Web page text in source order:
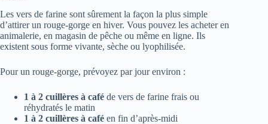
Les vers de farine sont sûrement la façon la plus simple
d’attirer un rouge-gorge en hiver. Vous pouvez les acheter en
animalerie, en magasin de pêche ou même en ligne. Ils
existent sous forme vivante, sèche ou lyophilisée.
Pour un rouge-gorge, prévoyez par jour environ :
1 à 2 cuillères à café de vers de farine frais ou
réhydratés le matin
1 à 2 cuillères à café en fin d’après-midi